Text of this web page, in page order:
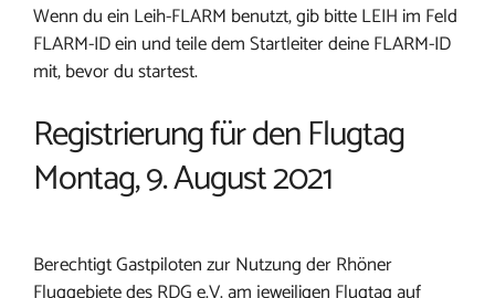
Wenn du ein Leih-FLARM benutzt, gib bitte LEIH im Feld
FLARM-ID ein und teile dem Startleiter deine FLARM-ID
mit, bevor du startest.
Registrierung für den Flugtag
Montag, 9. August 2021
Berechtigt Gastpiloten zur Nutzung der Rhöner